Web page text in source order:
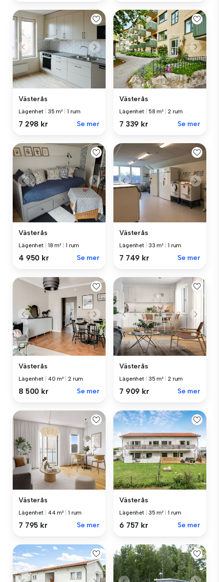
Västerås
Lägenhet 35 m² 1 rum
7 298 kr Se mer
Västerås
Lägenhet 58 m² 2 rum
7 339 kr Se mer
Västerås
Lägenhet 18 m² 1 rum
4 950 kr Se mer
Västerås
Lägenhet 33 m² 1 rum
7 749 kr Se mer
Västerås
Lägenhet 40 m² 2 rum
8 500 kr Se mer
Västerås
Lägenhet 35 m² 2 rum
7 909 kr Se mer
Västerås
Lägenhet 44 m² 1 rum
7 795 kr Se mer
Västerås
Lägenhet 35 m² 1 rum
6 757 kr Se mer